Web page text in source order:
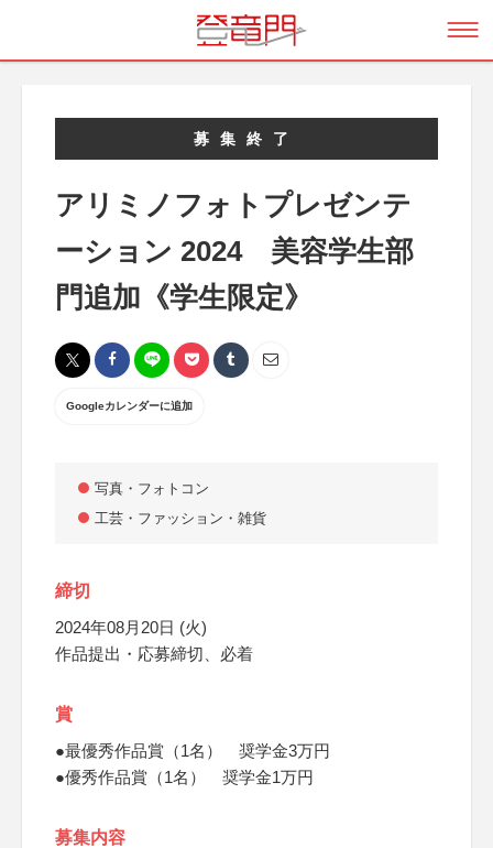
募集終了
アリミノフォトプレゼンテ
ーション 2024 美容学生部
門追加《学生限定》
Googleカレンダーに追加
写真・フォトコン
工芸・ファッション・雑貨
締切
2024年08月20日 (火)
作品提出・応募締切、必着
賞
●最優秀作品賞（1名） 奨学金3万円
●優秀作品賞（1名） 奨学金1万円
募集内容